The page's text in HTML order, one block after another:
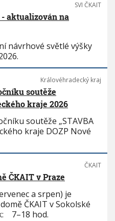
SVI ČKAIT
aktualizován na
návrhové světlé výšky
Královéhradecký kraj
soutěže
kraje 2026
soutěže „STAVBA
kraje DOZP Nové
ČKAIT
ČKAIT v Praze
a srpen) je
ČKAIT v Sokolské
7–18 hod.